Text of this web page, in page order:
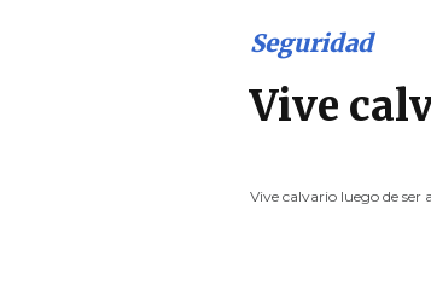
Vive calvario luego de ser
Seguridad
Vive